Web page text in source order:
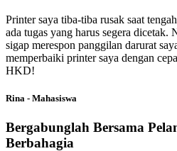
Printer saya tiba-tiba rusak saat
ada tugas yang harus segera
sigap merespon panggilan darurat
memperbaiki printer saya dengan
HKD!
Rina - Mahasiswa
Bergabunglah Bersama
Berbahagia